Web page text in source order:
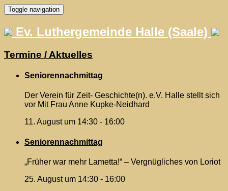
Skip
to
content
Toggle navigation
Ev. Luthergemeinde Halle (Saale)
Termine / Aktuelles
Seniorennachmittag
Der Verein für Zeit- Geschichte(n). e.V. Halle stellt sich
vor Mit Frau Anne Kupke-Neidhard
11. August um 14:30 - 16:00
Seniorennachmittag
„Früher war mehr Lametta!“ – Vergnügliches von Loriot
25. August um 14:30 - 16:00